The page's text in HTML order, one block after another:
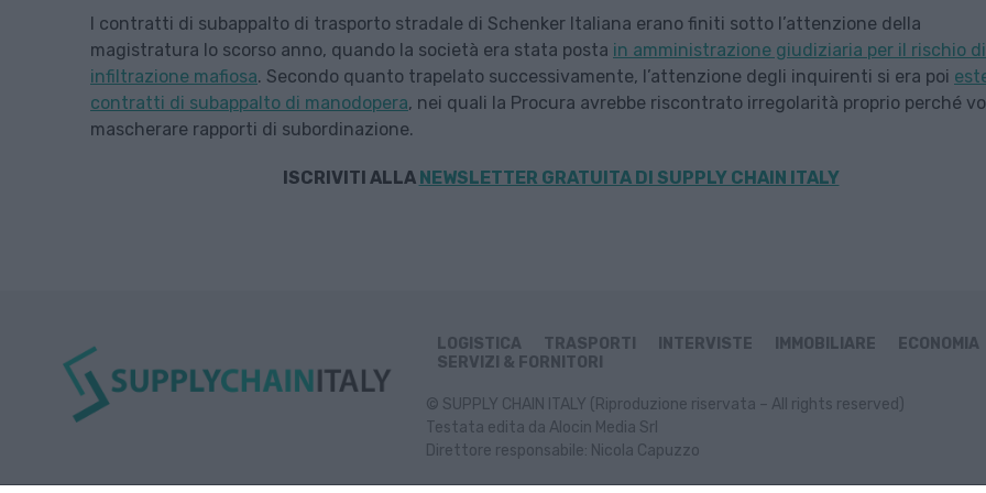
I contratti di subappalto di trasporto stradale di Schenker Italiana erano finiti sotto l’attenzione della
magistratura lo scorso anno, quando la società era stata posta in amministrazione giudiziaria per il rischio di
infiltrazione mafiosa. Secondo quanto trapelato successivamente, l’attenzione degli inquirenti si era poi
contratti di subappalto di manodopera, nei quali la Procura avrebbe riscontrato irregolarità proprio perché
mascherare rapporti di subordinazione.
ISCRIVITI ALLA NEWSLETTER GRATUITA DI SUPPLY CHAIN ITALY
LOGISTICA TRASPORTI INTERVISTE IMMOBILIARE ECONOMIA
SERVIZI & FORNITORI
© SUPPLY CHAIN ITALY (Riproduzione riservata – All rights reserved)
Testata edita da Alocin Media Srl
Direttore responsabile: Nicola Capuzzo